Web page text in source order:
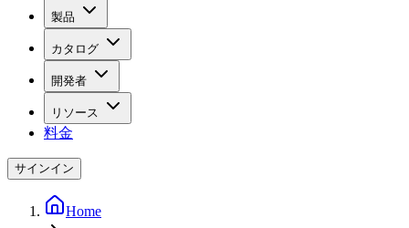
製品
カタログ
開発者
リソース
料金
サインイン
Home